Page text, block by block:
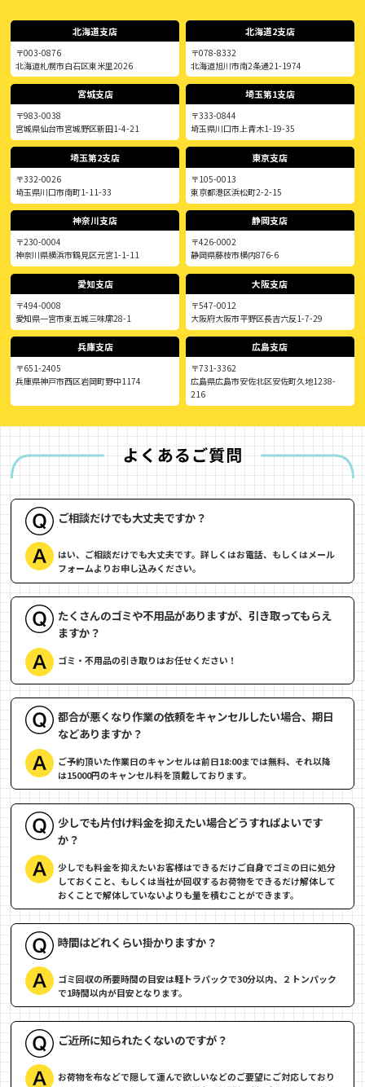
北海道支店
〒003-0876
北海道札幌市白石区東米里2026
北海道2支店
〒078-8332
北海道旭川市南2条通21-1974
宮城支店
〒983-0038
宮城県仙台市宮城野区新田1-4-21
埼玉第1支店
〒333-0844
埼玉県川口市上青木1-19-35
埼玉第2支店
〒332-0026
埼玉県川口市南町1-11-33
東京支店
〒105-0013
東京都港区浜松町2-2-15
神奈川支店
〒230-0004
神奈川県横浜市鶴見区元宮1-1-11
静岡支店
〒426-0002
静岡県藤枝市横内876-6
愛知支店
〒494-0008
愛知県一宮市東五城三味廓28-1
大阪支店
〒547-0012
大阪府大阪市平野区長吉六反1-7-29
兵庫支店
〒651-2405
兵庫県神戸市西区岩岡町野中1174
広島支店
〒731-3362
広島県広島市安佐北区安佐町久地1238-
216
ご相談だけでも大丈夫ですか？
はい、ご相談だけでも大丈夫です。詳しくはお電話、もしくはメール
フォームよりお申し込みください。
たくさんのゴミや不用品がありますが、引き取ってもらえ
ますか？
ゴミ・不用品の引き取りはお任せください！
都合が悪くなり作業の依頼をキャンセルしたい場合、期日
などありますか？
ご予約頂いた作業日のキャンセルは前日18:00までは無料、それ以降
は15000円のキャンセル料を頂戴しております。
少しでも片付け料金を抑えたい場合どうすればよいです
か？
少しでも料金を抑えたいお客様はできるだけご自身でゴミの日に処分
しておくこと、もしくは当社が回収するお荷物をできるだけ解体して
おくことで解体していないよりも量を積むことができます。
時間はどれくらい掛かりますか？
ゴミ回収の所要時間の目安は軽トラパックで30分以内、２トンパック
で1時間以内が目安となります。
ご近所に知られたくないのですが？
お荷物を布などで隠して運んで欲しいなどのご要望にご対応しており